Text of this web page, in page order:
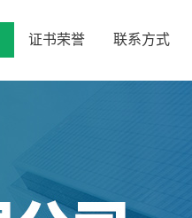
证书荣誉 联系方式